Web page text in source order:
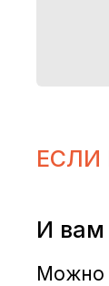
И вам
Можно